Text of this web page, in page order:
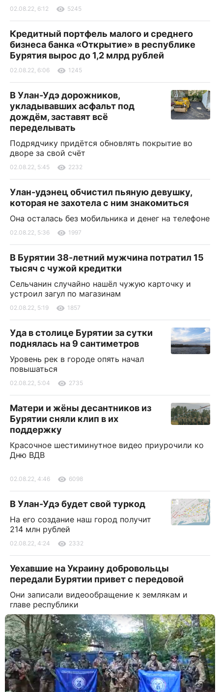
02.08.22, 6:12 5245
Кредитный портфель малого и среднего
бизнеса банка «Открытие» в республике
Бурятия вырос до 1,2 млрд рублей
02.08.22, 6:06 1245
В Улан-Удэ дорожников,
укладывавших асфальт под
дождём, заставят всё
переделывать
Подрядчику придётся обновлять покрытие во
дворе за свой счёт
02.08.22, 5:45 2232
Улан-удэнец обчистил пьяную девушку,
которая не захотела с ним знакомиться
Она осталась без мобильника и денег на телефоне
02.08.22, 5:36 1997
В Бурятии 38-летний мужчина потратил 15
тысяч с чужой кредитки
Сельчанин случайно нашёл чужую карточку и
устроил загул по магазинам
02.08.22, 5:19 1857
Уда в столице Бурятии за сутки
поднялась на 9 сантиметров
Уровень рек в городе опять начал
повышаться
02.08.22, 5:04 2735
Матери и жёны десантников из
Бурятии сняли клип в их
поддержку
Красочное шестиминутное видео приурочили ко
Дню ВДВ
02.08.22, 4:46 6098
В Улан-Удэ будет свой туркод
На его создание наш город получит
214 млн рублей
02.08.22, 4:24 2332
Уехавшие на Украину добровольцы
передали Бурятии привет с передовой
Они записали видеообращение к землякам и
главе республики